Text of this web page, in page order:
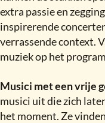
extra passie en
inspirerende
verrassende context.
muziek op het
Musici met een vrije
musici uit die zich
het moment. Ze